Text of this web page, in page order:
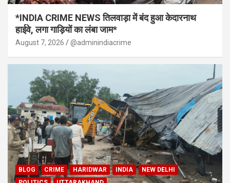
*INDIA CRIME NEWS तिलवाड़ा में बंद हुआ केदारनाथ
हाईवे, लगा गाड़ियों का लंबा जाम*
August 7, 2026 @adminindiacrime
BLOG CRIME HARIDWAR INDIA
NEW DELHI